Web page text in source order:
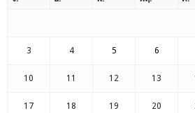
3 4 5 6
10 11 12 13
17 18 19 20